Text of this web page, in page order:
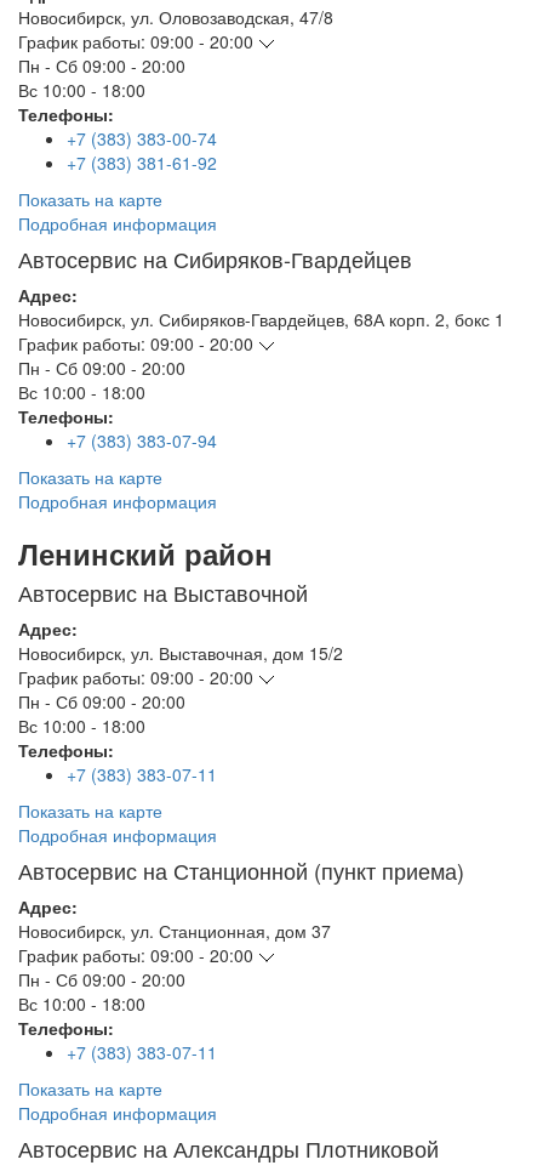
Новосибирск, ул. Оловозаводская, 47/8
График работы: 09:00 - 20:00
Пн - Сб 09:00 - 20:00
Вс 10:00 - 18:00
Телефоны:
+7 (383) 383-00-74
+7 (383) 381-61-92
Показать на карте
Подробная информация
Автосервис на Сибиряков-Гвардейцев
Адрес:
Новосибирск, ул. Сибиряков-Гвардейцев, 68А корп. 2, бокс 1
График работы: 09:00 - 20:00
Пн - Сб 09:00 - 20:00
Вс 10:00 - 18:00
Телефоны:
+7 (383) 383-07-94
Показать на карте
Подробная информация
Ленинский район
Автосервис на Выставочной
Адрес:
Новосибирск, ул. Выставочная, дом 15/2
График работы: 09:00 - 20:00
Пн - Сб 09:00 - 20:00
Вс 10:00 - 18:00
Телефоны:
+7 (383) 383-07-11
Показать на карте
Подробная информация
Автосервис на Станционной (пункт приема)
Адрес:
Новосибирск, ул. Станционная, дом 37
График работы: 09:00 - 20:00
Пн - Сб 09:00 - 20:00
Вс 10:00 - 18:00
Телефоны:
+7 (383) 383-07-11
Показать на карте
Подробная информация
Автосервис на Александры Плотниковой